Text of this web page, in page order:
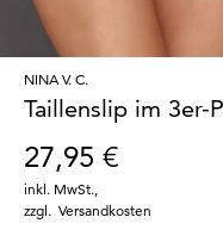
NINA V. C.
Taillenslip im 3er-
27,95 €
inkl. MwSt.
zzgl. Versandkosten